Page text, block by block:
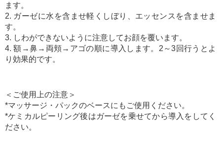
ます。
2. ガーゼに水を含ませ軽くしぼり、エッセンスを含ませま
す。
3. しわができないように注意してお顔を覆います。
4. 額→鼻→両頬→アゴの順に導入します。2～3回行うとよ
り効果的です。
＜ご使用上の注意＞
*マッサージ・パックのベースにもご使用ください。
*ケミカルピーリング後はガーゼを乗せてから導入をしてく
ださい。